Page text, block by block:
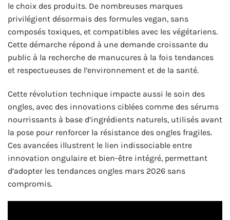
le choix des produits. De nombreuses marques
privilégient désormais des formules vegan, sans
composés toxiques, et compatibles avec les végétariens.
Cette démarche répond à une demande croissante du
public à la recherche de manucures à la fois tendances
et respectueuses de l’environnement et de la santé.
Cette révolution technique impacte aussi le soin des
ongles, avec des innovations ciblées comme des sérums
nourrissants à base d’ingrédients naturels, utilisés avant
la pose pour renforcer la résistance des ongles fragiles.
Ces avancées illustrent le lien indissociable entre
innovation ongulaire et bien-être intégré, permettant
d’adopter les tendances ongles mars 2026 sans
compromis.